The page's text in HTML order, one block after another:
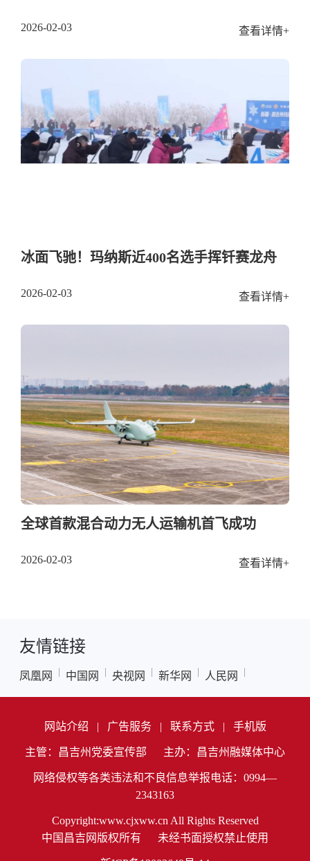
2026-02-03 查看详情+
冰面飞驰！玛纳斯近400名选手挥钎赛龙舟
2026-02-03 查看详情+
全球首款混合动力无人运输机首飞成功
2026-02-03 查看详情+
友情链接
凤凰网 中国网 央视网 新华网 人民网
网站介绍 | 广告服务 | 联系方式 | 手机版
主管：昌吉州党委宣传部 主办：昌吉州融媒体中心
网络侵权等各类违法和不良信息举报电话：0994—
2343163
Copyright:www.cjxww.cn All Rights Reserved
中国昌吉网版权所有
未经书面授权禁止使用